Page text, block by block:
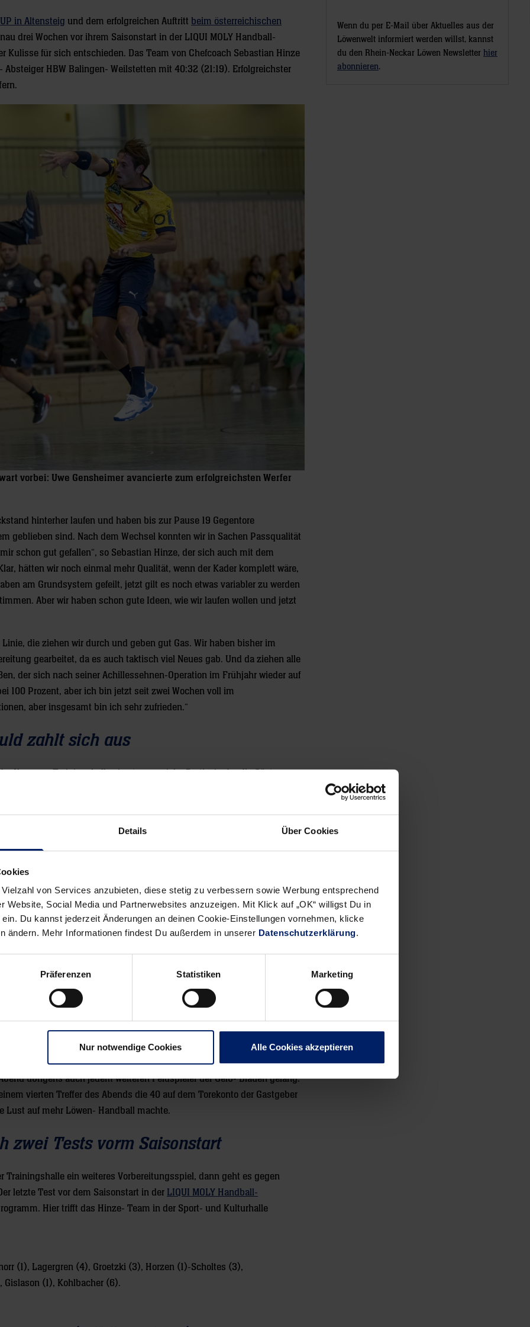
Details Über Cookies
von Services anzubieten, diese stetig zu verbessern sowie Werbung entsprechend
Website, Social Media und Partnerwebsites anzuzeigen. Mit Klick auf „OK“ willigst Du in
Du kannst jederzeit Änderungen an deinen Cookie-Einstellungen vornehmen, klicke
ändern. Mehr Informationen findest Du außerdem in unserer Datenschutzerklärung.
Präferenzen Statistiken Marketing
Nur notwendige Cookies Alle Cookies akzeptieren
in Altensteig und dem erfolgreichen Auftritt beim österreichischen
drei Wochen vor ihrem Saisonstart in der LIQUI MOLY Handball-
für sich entschieden. Das Team von Chefcoach Sebastian Hinze
HBW Balingen- Weilstetten mit 40:32 (21:19). Erfolgreichster
vorbei: Uwe Gensheimer avancierte zum erfolgreichsten Werfer
hinterher laufen und haben bis zur Pause 19 Gegentore
geblieben sind. Nach dem Wechsel konnten wir in Sachen Passqualität
schon gut gefallen“, so Sebastian Hinze, der sich auch mit dem
hätten wir noch einmal mehr Qualität, wenn der Kader komplett wäre,
am Grundsystem gefeilt, jetzt gilt es noch etwas variabler zu werden
Aber wir haben schon gute Ideen, wie wir laufen wollen und jetzt
die ziehen wir durch und geben gut Gas. Wir haben bisher im
gearbeitet, da es auch taktisch viel Neues gab. Und da ziehen alle
der sich nach seiner Achillessehnen-Operation im Frühjahr wieder auf
100 Prozent, aber ich bin jetzt seit zwei Wochen voll im
aber insgesamt bin ich sehr zufrieden.“
zahlt sich aus
Kronauer Trainingshalle eine temporeiche Partie, in der die Gäste aus
kamen. Die Löwen konnten sich in der Anfangsphase trotz
Gensheimer verlassen. Mit drei Feldtoren und drei Treffern von der
Blauen den Anschluss hielten- nach 12 Minuten hieß es 6: 10
der ersten Hälfte fand die Defensive der Hinze- Sieben, in der Kristjan
besser ins Spiel. So ließen auch die ersten Ballgewinne und Treffer über
nach einer Viertelstunde den Anschlusstreffer zum 10:11, Uwe
für den Ausgleich und Halil Jaganjac erzielte nach einer Siebenmeter-
17.). Den Vorsprung gaben die Gastgeber dann auch bis zur Pause
Elias Scholtes mit seinem Tor Nummer zwei verantwortlich.
in Häfte zwei
ihren Stempel aufdrücken. Jannik Kohlbacher, der nun im
in Hälfte zwei (22:19). Balingen offenbarte in dieser Phase im
Umschaltspiel eiskalt ausnutzten. Mit einem Lauf von 6:1-
auf 27:20 und drückten weiter aufs Gas. Spektakuläre Zuspiele von
Kohlbacher in bester Torlaune oder feine Tore von Albin Lagergren
der 45. Minute konnte sich dann auch Geburtstagskind Olle Forsell
übrigens auch jedem weiteren Feldspieler der Gelb- Blauen gelang.
vierten Treffer des Abends die 40 auf dem Torekonto der Gastgeber
Lust auf mehr Löwen- Handball machte.
zwei Tests vorm Saisonstart
Trainingshalle ein weiteres Vorbereitungsspiel, dann geht es gegen
letzte Test vor dem Saisonstart in der LIQUI MOLY Handball-
Hier trifft das Hinze- Team in der Sport- und Kulturhalle
(1), Lagergren (4), Groetzki (3), Horzen (1)-Scholtes (3),
(1), Kohlbacher (6).
Wenn du per E-Mail über Aktuelles aus der
Löwenwelt informiert werden willst, kannst
du den Rhein-Neckar Löwen Newsletter hier
abonnieren.